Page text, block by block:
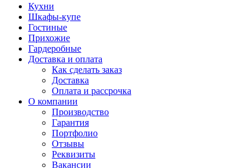
Кухни
Шкафы-купе
Гостиные
Прихожие
Гардеробные
Доставка и оплата
Как сделать заказ
Доставка
Оплата и рассрочка
О компании
Производство
Гарантия
Портфолио
Отзывы
Реквизиты
Вакансии